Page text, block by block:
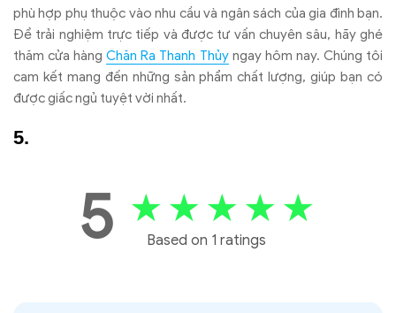
phù hợp phụ thuộc vào nhu cầu và ngân sách của gia đình bạn.
Để trải nghiệm trực tiếp vàđược tư vấn chuyên sâu, hãy ghé
thăm cửa hàngChăn Ra Thanh Thủyngay hôm nay. Chúng tôi
cam kết mang đến những sản phẩm chất lượng, giúp bạn có
được giấc ngủ tuyệt vời nhất.
5 ★ ★ ★ ★ ★
Based on 1 ratings